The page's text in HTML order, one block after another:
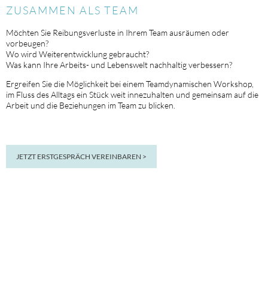
ZUSAMMEN ALS TEAM
Möchten Sie Reibungsverluste in Ihrem Team ausräumen oder
vorbeugen?
Wo wird Weiterentwicklung gebraucht?
Was kann Ihre Arbeits- und Lebenswelt nachhaltig verbessern?
Ergreifen Sie die Möglichkeit bei einem Teamdynamischen Workshop,
im Fluss des Alltags ein Stück weit innezuhalten und gemeinsam auf die
Arbeit und die Beziehungen im Team zu blicken.
JETZT ERSTGESPRÄCH VEREINBAREN >